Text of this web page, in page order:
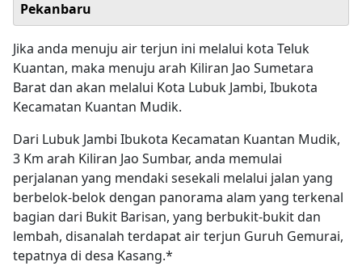
Pekanbaru
Jika anda menuju air terjun ini melalui kota Teluk
Kuantan, maka menuju arah Kiliran Jao Sumetara
Barat dan akan melalui Kota Lubuk Jambi, Ibukota
Kecamatan Kuantan Mudik.
Dari Lubuk Jambi Ibukota Kecamatan Kuantan Mudik,
3 Km arah Kiliran Jao Sumbar, anda memulai
perjalanan yang mendaki sesekali melalui jalan yang
berbelok-belok dengan panorama alam yang terkenal
bagian dari Bukit Barisan, yang berbukit-bukit dan
lembah, disanalah terdapat air terjun Guruh Gemurai,
tepatnya di desa Kasang.*